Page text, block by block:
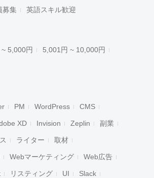
募集 英語スキル歓迎
5,000円 5,001円 ~ 10,000円
PM WordPress CMS
XD Invision Zeplin 副業
ライター 取材
Webマーケティング Web広告
リスティング UI Slack